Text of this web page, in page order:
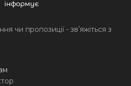
чи пропозиції - звʼяжіться з